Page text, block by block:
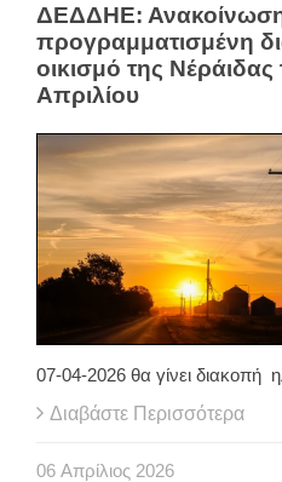
ΔΕΔΔΗΕ:
προγραμματισμένη
οικισμό της
Απριλίου
07-04-2026 θα γίνει διακοπή
Διαβάστε Περισσότερα
06 Απρίλιος 2026